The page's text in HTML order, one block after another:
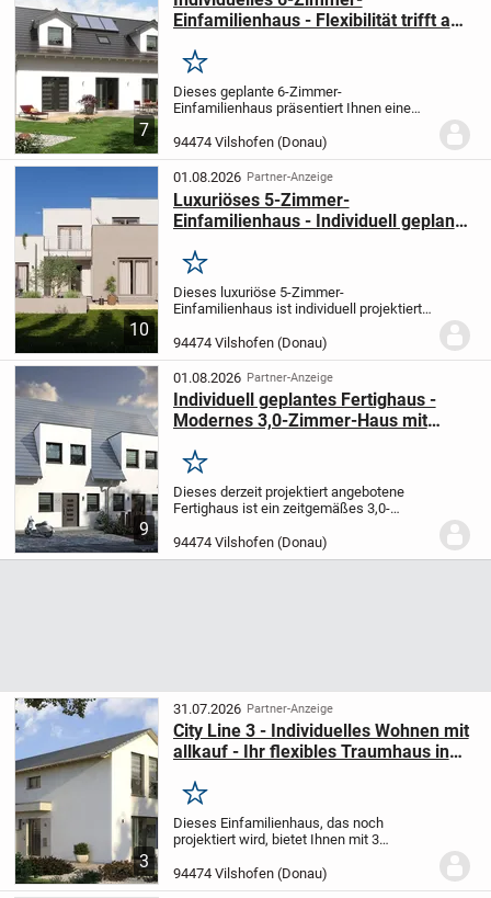
7
Einfamilienhaus - Flexibilität trifft auf
Merken
Dieses geplante 6-Zimmer-
Einfamilienhaus präsentiert Ihnen eine
Mit seinen zwei Etagen, vier
Schlafzimmern und zwei modernen
Badezimmern ist es die perfekte Wahl...
94474 Vilshofen (Donau)
10
01.08.2026 Partner-Anzeige
Luxuriöses 5-Zimmer-
Einfamilienhaus - Individuell geplant
abgestimmt
Merken
Dieses luxuriöse 5-Zimmer-
Einfamilienhaus ist individuell projektiert
Vorstellungen gefertigt. Mit einer
großzügigen Wohnfläche von 245,04 m²
bietet Ihnen dieses...
94474 Vilshofen (Donau)
9
01.08.2026 Partner-Anzeige
Individuell geplantes Fertighaus -
Modernes 3,0-Zimmer-Haus mit
Merken
Dieses derzeit projektiert angebotene
Fertighaus ist ein zeitgemäßes 3,0-
persönlichen Wünsche und
Anforderungen zugeschnitten wird.Mit
94474 Vilshofen (Donau)
3
31.07.2026 Partner-Anzeige
City Line 3 - Individuelles Wohnen mit
allkauf - Ihr flexibles Traumhaus in
Merken
Dieses Einfamilienhaus, das noch
projektiert wird, bietet Ihnen mit 3
112,94 m² auf zwei Ebenen ein
behagliches Zuhause, das ganz nach
94474 Vilshofen (Donau)